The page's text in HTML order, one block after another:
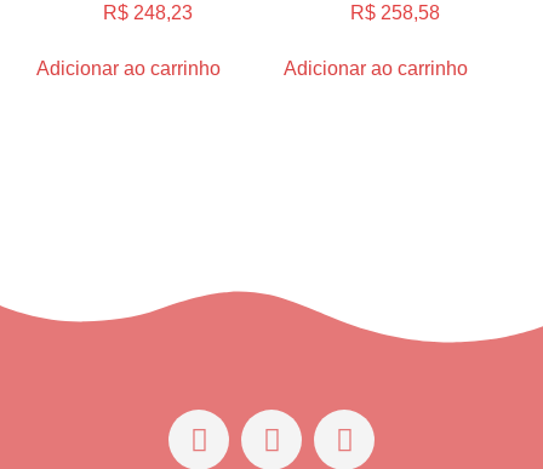
R$ 248,23
Adicionar ao carrinho
R$ 258,58
Adicionar ao carrinho